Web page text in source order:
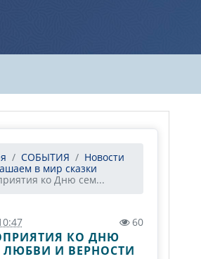
СОБЫТИЯ
Новости
в мир сказки
ко Дню сем...
60
КО ДНЮ
ЛЮБВИ И ВЕРНОСТИ